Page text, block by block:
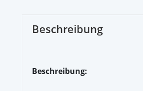
Beschreibung
Beschreibung: